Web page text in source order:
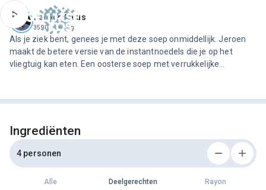
Jeroen Meus
3590 recepten
Als je ziek bent, genees je met deze soep onmiddellijk. Jeroen
maakt de betere versie van de instantnoedels die je op het
vliegtuig kan eten. Een oosterse soep met verrukkelijke
Ingrediënten
4 personen
Alle Deelgerechten Rayon